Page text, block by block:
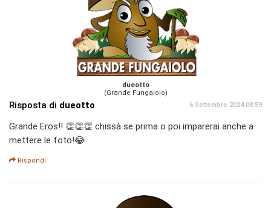
dueotto
(Grande Fungaiolo)
Risposta di dueotto 6 Settembre 2024 08:59
Grande Eros!! 👏👏👏 chissà se prima o poi imparerai anche a
mettere le foto!😂
Rispondi